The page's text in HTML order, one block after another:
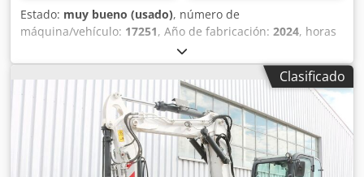
Estado: muy bueno (usado), número de
máquina/vehículo: 17251, Año de fabricación: 2024, horas
, capacidad de carga:
altura de elevación:4.730 mm, ascensor libre:1.470 mm,
, tipo de combustible: diésel, tipo
triple, altura de construcción:2.190 mm
longitud de la horquilla:1.050 mm, tamaño del neumático
7.00-15 5.50, tamaño del neumático trasero:
, peso total:4.053 kg
, 5215420 Crodpezr Db Hjfx Am
Rsf Número de serie: FDA2A-5052-00236
Clasificado